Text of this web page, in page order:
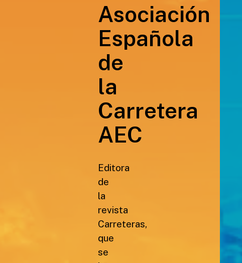
Asociación
Española
de
la
Carretera
AEC
Editora
de
la
revista
Carreteras,
que
se